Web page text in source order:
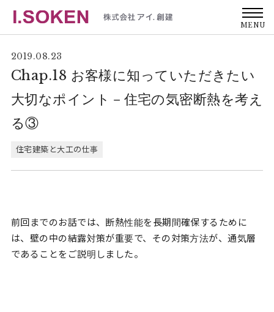
MENU
2019.08.23
Chap.18 お客様に知っていただきたい
大切なポイント－住宅の気密断熱を考え
る③
住宅建築と大工の仕事
前回までのお話では、断熱性能を長期間確保するために
は、壁の中の結露対策が重要で、その対策方法が、通気層
であることをご説明しました。